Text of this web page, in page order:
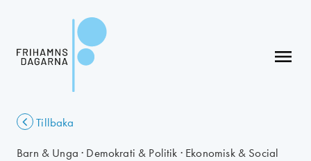
menu
Tillbaka
Barn & Unga · Demokrati & Politik · Ekonomisk & Social